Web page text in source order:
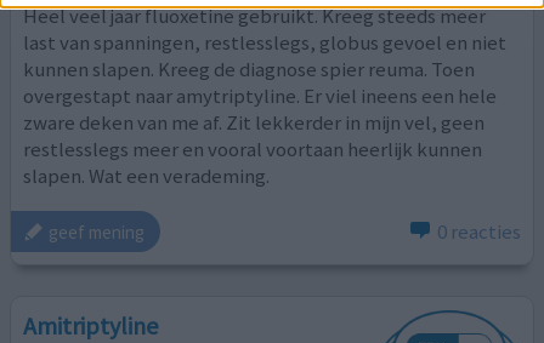
Heel veel jaar fluoxetine gebruikt. Kreeg steeds meer
last van spanningen, restlesslegs, globus gevoel en niet
kunnen slapen. Kreeg de diagnose spier reuma. Toen
overgestapt naar amytriptyline. Er viel ineens een hele
zware deken van me af. Zit lekkerder in mijn vel, geen
restlesslegs meer en vooral voortaan heerlijk kunnen
slapen. Wat een verademing.
geef mening 0 reacties
Amitriptyline